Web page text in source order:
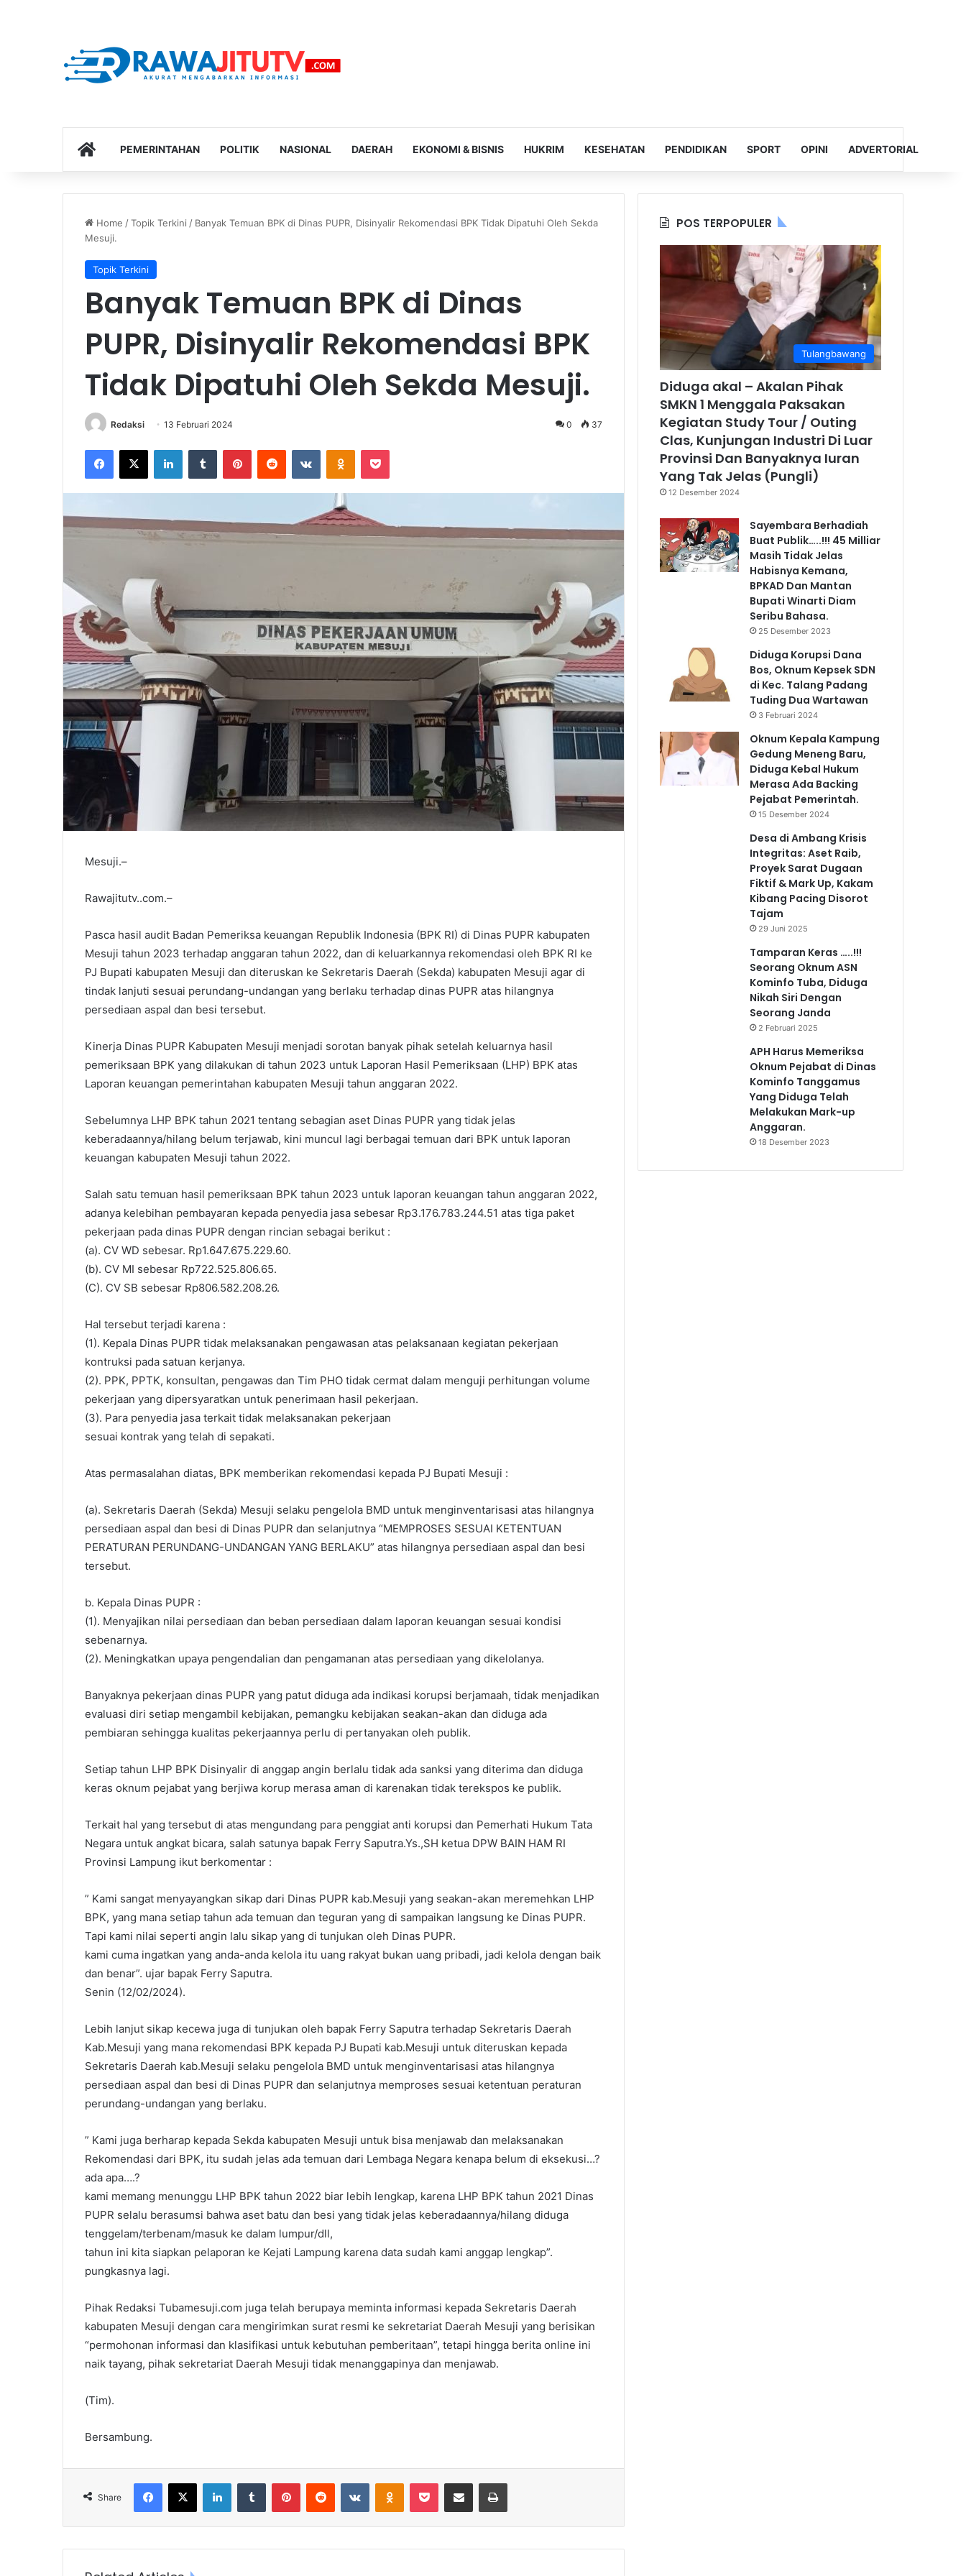
HOMEPEMERINTAHAN POLITIK NASIONAL DAERAH EKONOMI & BISNIS HUKRIM KESEHATAN PENDIDIKAN SPORT OPINI ADVERTORIAL
Home /Topik Terkini / Banyak Temuan BPK di Dinas PUPR, Disinyalir Rekomendasi BPK Tidak Dipatuhi Oleh Sekda
Mesuji.
Topik Terkini
Banyak Temuan BPK di Dinas
PUPR, Disinyalir Rekomendasi BPK
Tidak Dipatuhi Oleh Sekda Mesuji.
Redaksi 13 Februari 2024 0 37
Facebook
X LinkedInTumblr PinterestReddit VKontakteOdnoklassniki
Pocket
Mesuji.–
Rawajitutv..com.–
Pasca hasil audit Badan Pemeriksa keuangan Republik Indonesia (BPK RI) di Dinas PUPR kabupaten
Mesuji tahun 2023 terhadap anggaran tahun 2022, dan di keluarkannya rekomendasi oleh BPK RI ke
PJ Bupati kabupaten Mesuji dan diteruskan ke Sekretaris Daerah (Sekda) kabupaten Mesuji agar di
tindak lanjuti sesuai perundang-undangan yang berlaku terhadap dinas PUPR atas hilangnya
persediaan aspal dan besi tersebut.
Kinerja Dinas PUPR Kabupaten Mesuji menjadi sorotan banyak pihak setelah keluarnya hasil
pemeriksaan BPK yang dilakukan di tahun 2023 untuk Laporan Hasil Pemeriksaan (LHP) BPK atas
Laporan keuangan pemerintahan kabupaten Mesuji tahun anggaran 2022.
Sebelumnya LHP BPK tahun 2021 tentang sebagian aset Dinas PUPR yang tidak jelas
keberadaannya/hilang belum terjawab, kini muncul lagi berbagai temuan dari BPK untuk laporan
keuangan kabupaten Mesuji tahun 2022.
Salah satu temuan hasil pemeriksaan BPK tahun 2023 untuk laporan keuangan tahun anggaran 2022,
adanya kelebihan pembayaran kepada penyedia jasa sebesar Rp3.176.783.244.51 atas tiga paket
pekerjaan pada dinas PUPR dengan rincian sebagai berikut :
(a). CV WD sebesar. Rp1.647.675.229.60.
(b). CV MI sebesar Rp722.525.806.65.
(C). CV SB sebesar Rp806.582.208.26.
Hal tersebut terjadi karena :
(1). Kepala Dinas PUPR tidak melaksanakan pengawasan atas pelaksanaan kegiatan pekerjaan
kontruksi pada satuan kerjanya.
(2). PPK, PPTK, konsultan, pengawas dan Tim PHO tidak cermat dalam menguji perhitungan volume
pekerjaan yang dipersyaratkan untuk penerimaan hasil pekerjaan.
(3). Para penyedia jasa terkait tidak melaksanakan pekerjaan
sesuai kontrak yang telah di sepakati.
Atas permasalahan diatas, BPK memberikan rekomendasi kepada PJ Bupati Mesuji :
(a). Sekretaris Daerah (Sekda) Mesuji selaku pengelola BMD untuk menginventarisasi atas hilangnya
persediaan aspal dan besi di Dinas PUPR dan selanjutnya “MEMPROSES SESUAI KETENTUAN
PERATURAN PERUNDANG-UNDANGAN YANG BERLAKU” atas hilangnya persediaan aspal dan besi
tersebut.
b. Kepala Dinas PUPR :
(1). Menyajikan nilai persediaan dan beban persediaan dalam laporan keuangan sesuai kondisi
sebenarnya.
(2). Meningkatkan upaya pengendalian dan pengamanan atas persediaan yang dikelolanya.
Banyaknya pekerjaan dinas PUPR yang patut diduga ada indikasi korupsi berjamaah, tidak menjadikan
evaluasi diri setiap mengambil kebijakan, pemangku kebijakan seakan-akan dan diduga ada
pembiaran sehingga kualitas pekerjaannya perlu di pertanyakan oleh publik.
Setiap tahun LHP BPK Disinyalir di anggap angin berlalu tidak ada sanksi yang diterima dan diduga
keras oknum pejabat yang berjiwa korup merasa aman di karenakan tidak terekspos ke publik.
Terkait hal yang tersebut di atas mengundang para penggiat anti korupsi dan Pemerhati Hukum Tata
Negara untuk angkat bicara, salah satunya bapak Ferry Saputra.Ys.,SH ketua DPW BAIN HAM RI
Provinsi Lampung ikut berkomentar :
” Kami sangat menyayangkan sikap dari Dinas PUPR kab.Mesuji yang seakan-akan meremehkan LHP
BPK, yang mana setiap tahun ada temuan dan teguran yang di sampaikan langsung ke Dinas PUPR.
Tapi kami nilai seperti angin lalu sikap yang di tunjukan oleh Dinas PUPR.
kami cuma ingatkan yang anda-anda kelola itu uang rakyat bukan uang pribadi, jadi kelola dengan baik
dan benar”. ujar bapak Ferry Saputra.
Senin (12/02/2024).
Lebih lanjut sikap kecewa juga di tunjukan oleh bapak Ferry Saputra terhadap Sekretaris Daerah
Kab.Mesuji yang mana rekomendasi BPK kepada PJ Bupati kab.Mesuji untuk diteruskan kepada
Sekretaris Daerah kab.Mesuji selaku pengelola BMD untuk menginventarisasi atas hilangnya
persediaan aspal dan besi di Dinas PUPR dan selanjutnya memproses sesuai ketentuan peraturan
perundang-undangan yang berlaku.
” Kami juga berharap kepada Sekda kabupaten Mesuji untuk bisa menjawab dan melaksanakan
Rekomendasi dari BPK, itu sudah jelas ada temuan dari Lembaga Negara kenapa belum di eksekusi…?
ada apa….?
kami memang menunggu LHP BPK tahun 2022 biar lebih lengkap, karena LHP BPK tahun 2021 Dinas
PUPR selalu berasumsi bahwa aset batu dan besi yang tidak jelas keberadaannya/hilang diduga
tenggelam/terbenam/masuk ke dalam lumpur/dll,
tahun ini kita siapkan pelaporan ke Kejati Lampung karena data sudah kami anggap lengkap”.
pungkasnya lagi.
Pihak Redaksi Tubamesuji.com juga telah berupaya meminta informasi kepada Sekretaris Daerah
kabupaten Mesuji dengan cara mengirimkan surat resmi ke sekretariat Daerah Mesuji yang berisikan
“permohonan informasi dan klasifikasi untuk kebutuhan pemberitaan”, tetapi hingga berita online ini
naik tayang, pihak sekretariat Daerah Mesuji tidak menanggapinya dan menjawab.
(Tim).
Bersambung.
Share
Facebook
X LinkedInTumblr PinterestReddit VKontakteOdnoklassniki
Pocket Share via Email Print
POS TERPOPULER
Tulangbawang
Diduga akal – Akalan Pihak
SMKN 1 Menggala Paksakan
Kegiatan Study Tour / Outing
Clas, Kunjungan Industri Di Luar
Provinsi Dan Banyaknya Iuran
Yang Tak Jelas (Pungli)
12 Desember 2024
Sayembara Berhadiah
Buat Publik…..!!! 45 Milliar
Masih Tidak Jelas
Habisnya Kemana,
BPKAD Dan Mantan
Bupati Winarti Diam
Seribu Bahasa.
25 Desember 2023
Diduga Korupsi Dana
Bos, Oknum Kepsek SDN
di Kec. Talang Padang
Tuding Dua Wartawan
3 Februari 2024
Oknum Kepala Kampung
Gedung Meneng Baru,
Diduga Kebal Hukum
Merasa Ada Backing
Pejabat Pemerintah.
15 Desember 2024
Desa di Ambang Krisis
Integritas: Aset Raib,
Proyek Sarat Dugaan
Fiktif & Mark Up, Kakam
Kibang Pacing Disorot
Tajam
29 Juni 2025
Tamparan Keras …..!!!
Seorang Oknum ASN
Kominfo Tuba, Diduga
Nikah Siri Dengan
Seorang Janda
2 Februari 2025
APH Harus Memeriksa
Oknum Pejabat di Dinas
Kominfo Tanggamus
Yang Diduga Telah
Melakukan Mark-up
Anggaran.
18 Desember 2023